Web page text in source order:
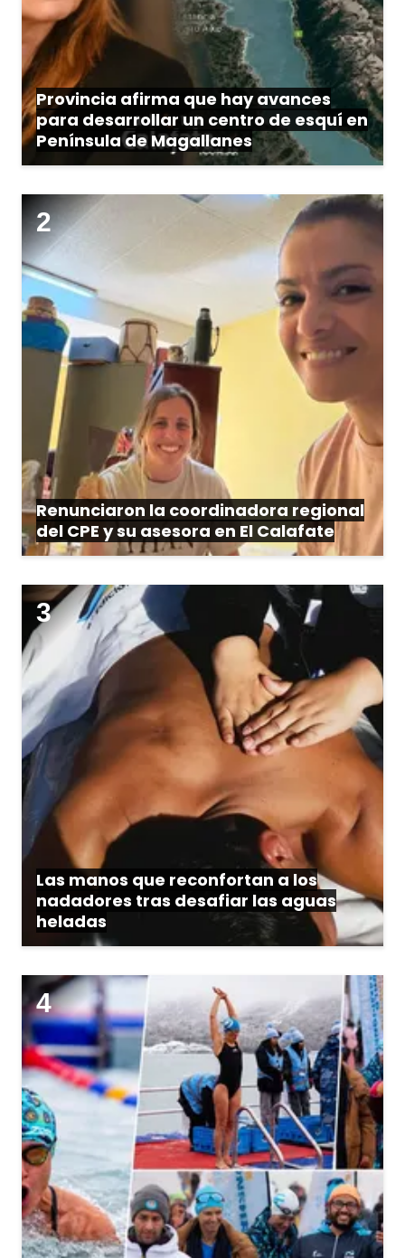
Provincia afirma que hay avances
para desarrollar un centro de esquí en
Península de Magallanes
Renunciaron la coordinadora regional
del CPE y su asesora en El Calafate
Las manos que reconfortan a los
nadadores tras desafiar las aguas
heladas